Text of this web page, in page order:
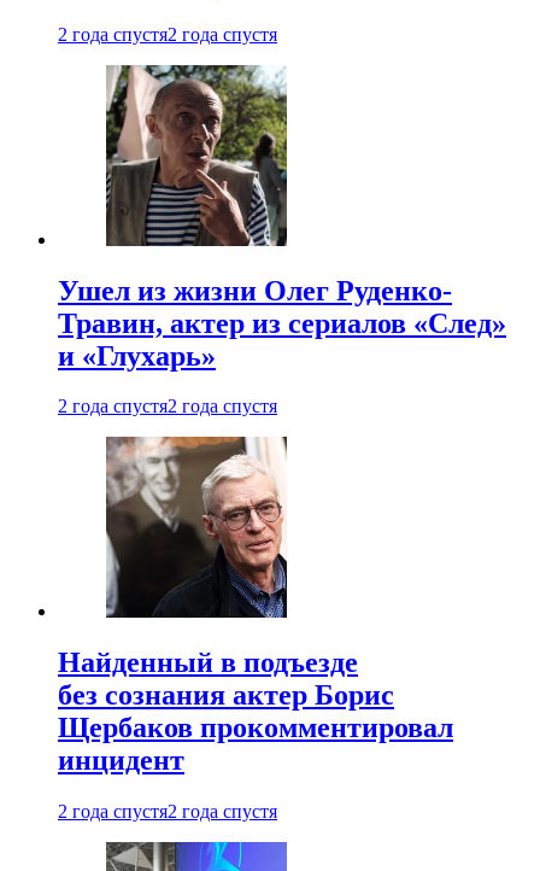
2 года спустя2 года спустя
Ушел из жизни Олег Руденко-
Травин, актер из сериалов «След»
и «Глухарь»
2 года спустя2 года спустя
Найденный в подъезде
без сознания актер Борис
Щербаков прокомментировал
инцидент
2 года спустя2 года спустя